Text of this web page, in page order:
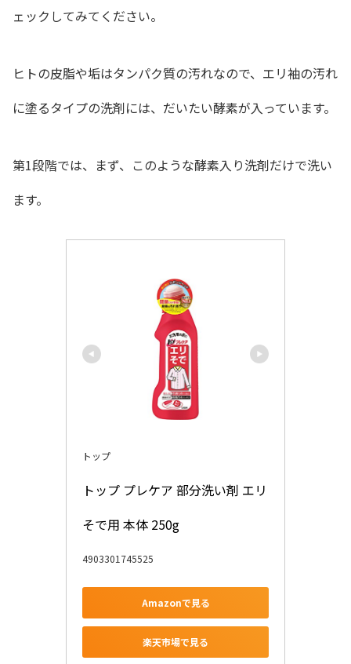
ェックしてみてください。
ヒトの皮脂や垢はタンパク質の汚れなので、エリ袖の汚れ
に塗るタイプの洗剤には、だいたい酵素が入っています。
第1段階では、まず、このような酵素入り洗剤だけで洗い
ます。
トップ
トップ プレケア 部分洗い剤 エリ
そで用 本体 250g
4903301745525
Amazonで見る
楽天市場で見る